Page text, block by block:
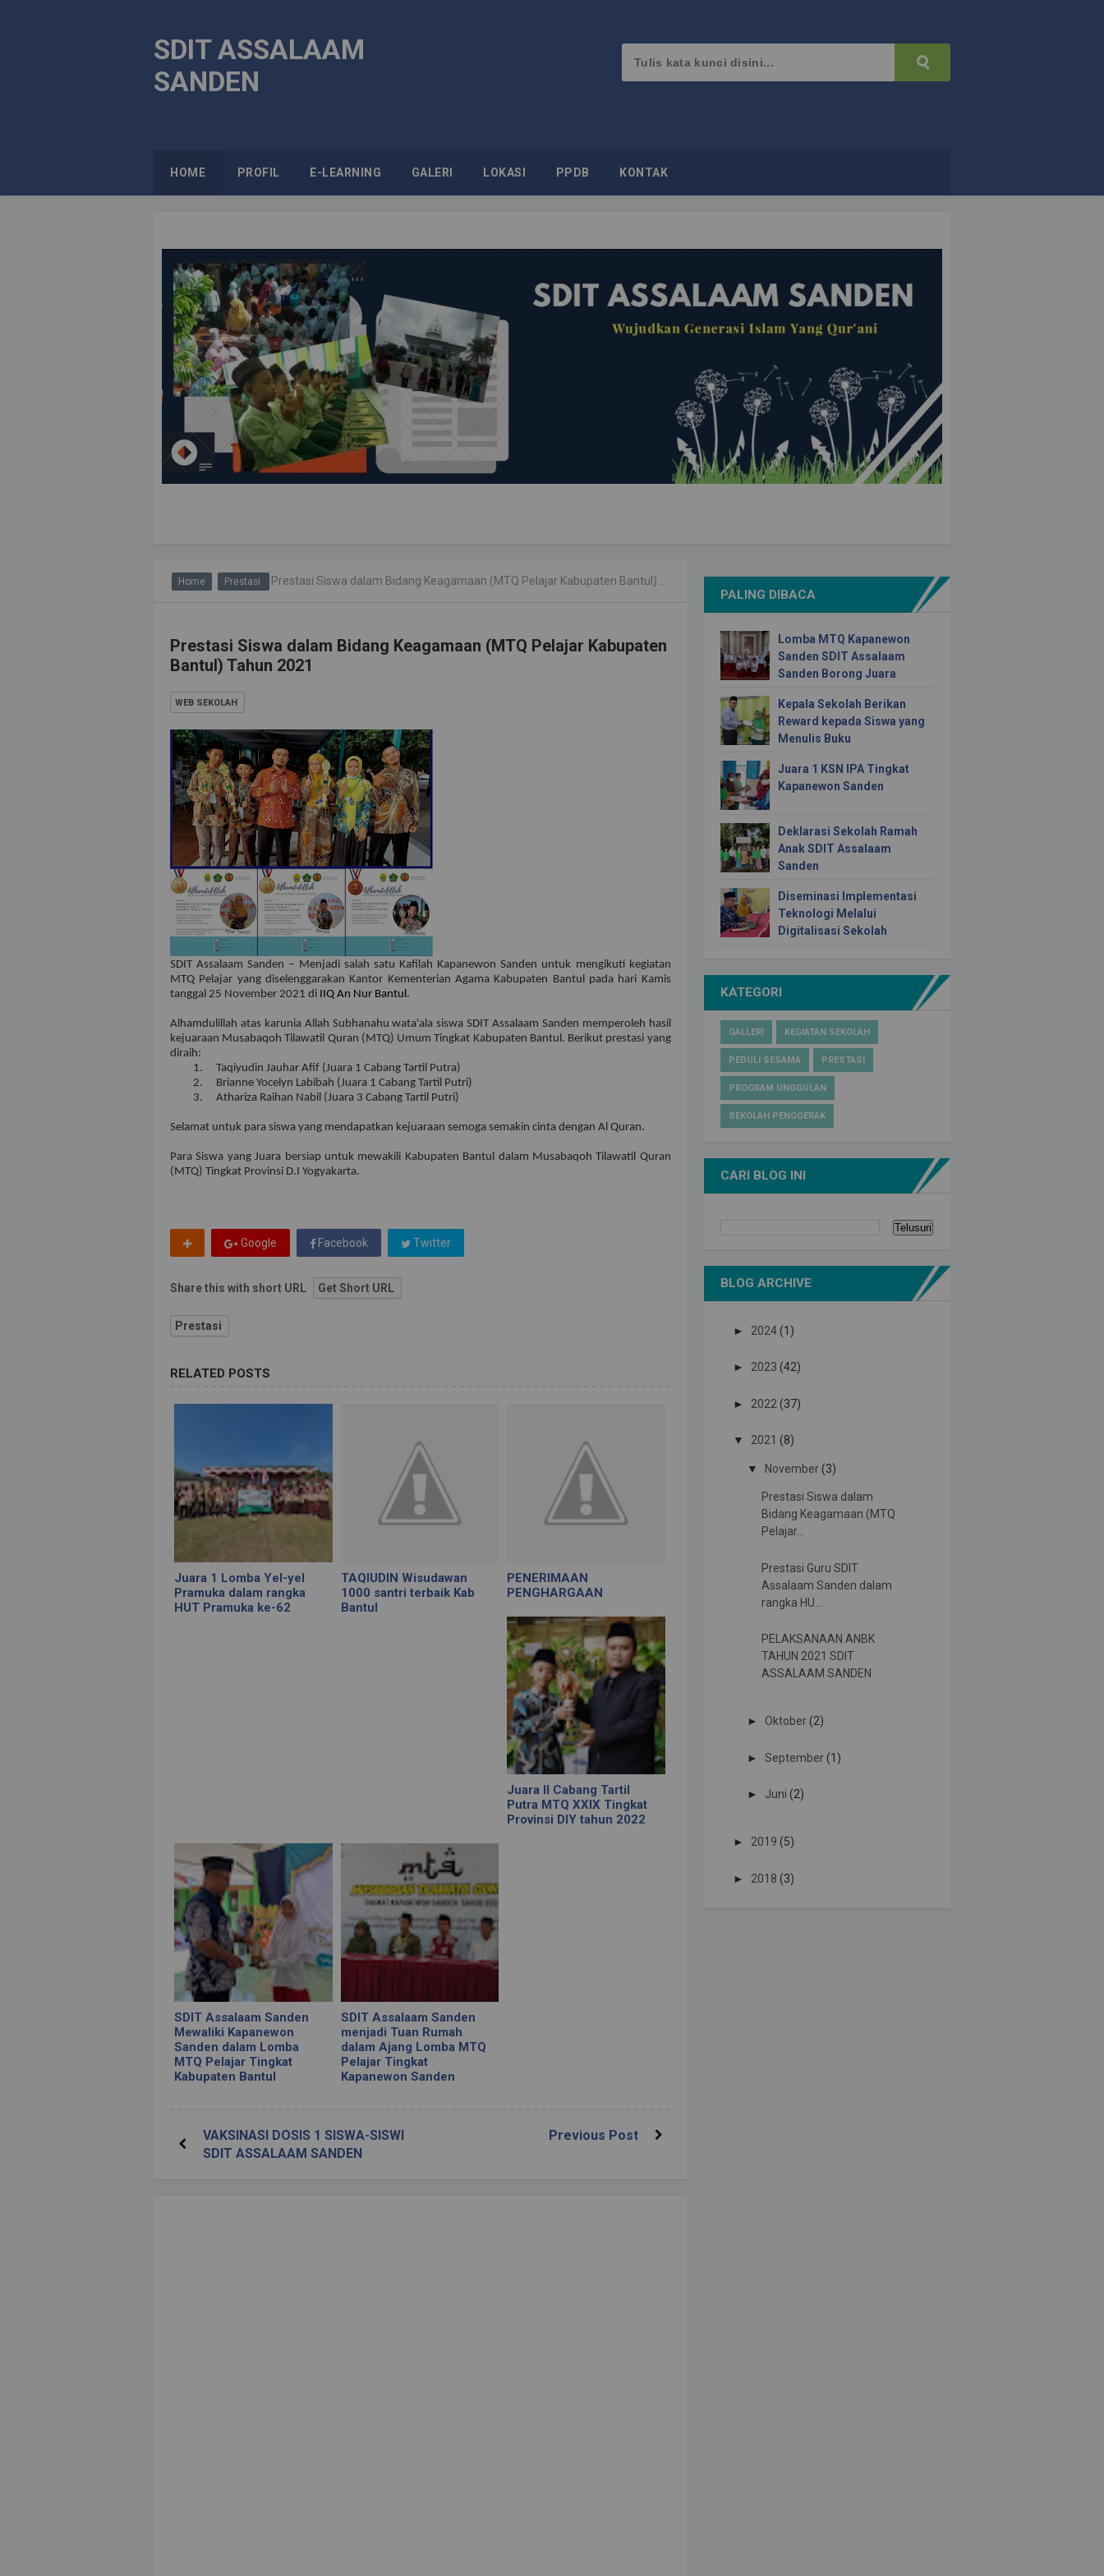
SDIT ASSALAAM
SANDEN
HOME PROFIL E-LEARNING GALERI LOKASI PPDB KONTAK
Home Prestasi Prestasi Siswa dalam Bidang Keagamaan (MTQ Pelajar Kabupaten Bantul) Tahun 2021
Prestasi Siswa dalam Bidang Keagamaan (MTQ Pelajar Kabupaten
Bantul) Tahun 2021
WEB SEKOLAH
SDIT Assalaam Sanden – Menjadi salah satu Kafilah Kapanewon Sanden untuk mengikuti kegiatan
MTQ Pelajar yang diselenggarakan Kantor Kementerian Agama Kabupaten Bantul pada hari Kamis
tanggal 25 November 2021 di IIQ An Nur Bantul.
Alhamdulillah atas karunia Allah Subhanahu wata'ala siswa SDIT Assalaam Sanden memperoleh hasil
kejuaraan Musabaqoh Tilawatil Quran (MTQ) Umum Tingkat Kabupaten Bantul. Berikut prestasi yang
diraih:
1.
Taqiyudin Jauhar Afif (Juara 1 Cabang Tartil Putra)
2.
Brianne Yocelyn Labibah (Juara 1 Cabang Tartil Putri)
3.
Athariza Raihan Nabil (Juara 3 Cabang Tartil Putri)
Selamat untuk para siswa yang mendapatkan kejuaraan semoga semakin cinta dengan Al Quran.
Para Siswa yang Juara bersiap untuk mewakili Kabupaten Bantul dalam Musabaqoh Tilawatil Quran
(MTQ) Tingkat Provinsi D.I Yogyakarta.
Google Facebook Twitter
Share this with short URL Get Short URL
Prestasi
RELATED POSTS
Juara 1 Lomba Yel-yel
Pramuka dalam rangka
HUT Pramuka ke-62
TAQIUDIN Wisudawan
1000 santri terbaik Kab
Bantul
PENERIMAAN
PENGHARGAAN
Juara II Cabang Tartil
Putra MTQ XXIX Tingkat
Provinsi DIY tahun 2022
SDIT Assalaam Sanden
Mewaliki Kapanewon
Sanden dalam Lomba
MTQ Pelajar Tingkat
Kabupaten Bantul
SDIT Assalaam Sanden
menjadi Tuan Rumah
dalam Ajang Lomba MTQ
Pelajar Tingkat
Kapanewon Sanden
VAKSINASI DOSIS 1 SISWA-SISWI
SDIT ASSALAAM SANDEN
Previous Post
PALING DIBACA
Lomba MTQ Kapanewon
Sanden SDIT Assalaam
Sanden Borong Juara
Kepala Sekolah Berikan
Reward kepada Siswa yang
Menulis Buku
Juara 1 KSN IPA Tingkat
Kapanewon Sanden
Deklarasi Sekolah Ramah
Anak SDIT Assalaam
Sanden
Diseminasi Implementasi
Teknologi Melalui
Digitalisasi Sekolah
KATEGORI
GALLERI KEGIATAN SEKOLAH
PEDULI SESAMA PRESTASI
PROGRAM UNGGULAN
SEKOLAH PENGGERAK
CARI BLOG INI
BLOG ARCHIVE
► 2024 (1)
► 2023 (42)
► 2022 (37)
▼ 2021 (8)
▼ November (3)
Prestasi Siswa dalam
Bidang Keagamaan (MTQ
Pelajar...
Prestasi Guru SDIT
Assalaam Sanden dalam
rangka HU...
PELAKSANAAN ANBK
TAHUN 2021 SDIT
ASSALAAM SANDEN
► Oktober (2)
►September (1)
► Juni (2)
► 2019 (5)
► 2018 (3)